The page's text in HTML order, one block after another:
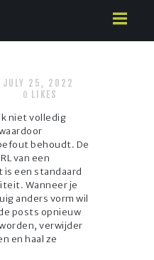
JULY 25, 2022
0 LIKES
niet volledig
behoudt. De
van een
een standaard
Wanneer je
anders vorm wil
posts opnieuw
verwijder
en haal ze